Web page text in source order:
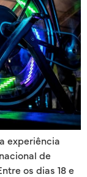
experiência
de
os dias 18 e